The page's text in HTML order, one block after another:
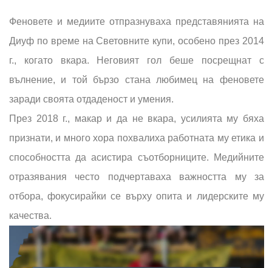
Феновете и медиите отпразнуваха представянията на
Диуф по време на Световните купи, особено през 2014
г., когато вкара. Неговият гол беше посрещнат с
вълнение, и той бързо стана любимец на феновете
заради своята отдаденост и умения.
През 2018 г., макар и да не вкара, усилията му бяха
признати, и много хора похвалиха работната му етика и
способността да асистира съотборниците. Медийните
отразявания често подчертаваха важността му за
отбора, фокусирайки се върху опита и лидерските му
качества.